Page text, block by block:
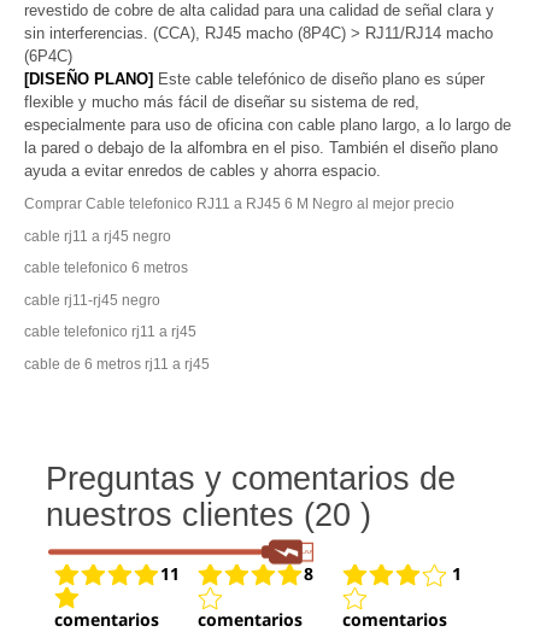
revestido de cobre de alta calidad para una calidad de señal clara y
sin interferencias. (CCA), RJ45 macho (8P4C) > RJ11/RJ14 macho
(6P4C)
[DISEÑO PLANO] Este cable telefónico de diseño plano es súper
flexible y mucho más fácil de diseñar su sistema de red,
especialmente para uso de oficina con cable plano largo, a lo largo de
la pared o debajo de la alfombra en el piso. También el diseño plano
ayuda a evitar enredos de cables y ahorra espacio.
Comprar Cable telefonico RJ11 a RJ45 6 M Negro al mejor precio
cable rj11 a rj45 negro
cable telefonico 6 metros
cable rj11-rj45 negro
cable telefonico rj11 a rj45
cable de 6 metros rj11 a rj45
Preguntas y comentarios de
nuestros clientes (20 )
11
comentarios
8
comentarios
1
comentarios